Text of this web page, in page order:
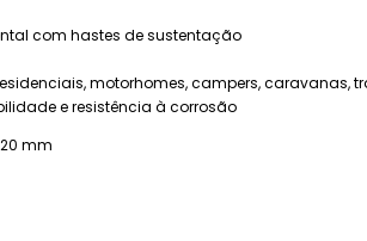
com hastes de sustentação
motorhomes, campers, caravanas,
e resistência à corrosão
mm